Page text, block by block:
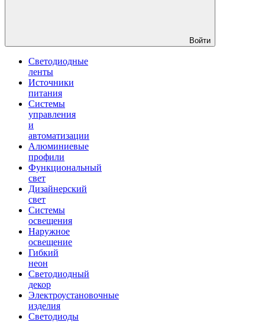
Войти
Светодиодные
ленты
Источники
питания
Системы
управления
и
автоматизации
Алюминиевые
профили
Функциональный
свет
Дизайнерский
свет
Системы
освещения
Наружное
освещение
Гибкий
неон
Светодиодный
декор
Электроустановочные
изделия
Светодиоды